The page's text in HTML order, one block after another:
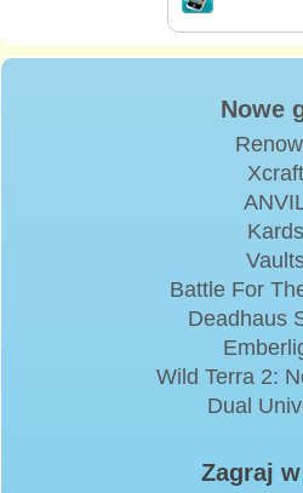
Nowe
Xcraft
Kards
Battle For
Deadhaus
Wild Terra 2:
Dual
Zagraj